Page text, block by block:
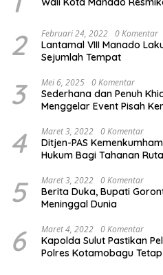
2 Februari 24, 2022 0 Komentar
Lantamal VIII Manado
Sejumlah Tempat
3 Mei 6, 2025 0 Komentar
Sederhana dan Penuh
Menggelar Event Pisah
4 Maret 3, 2022 0 Komentar
Ditjen-PAS
Hukum Bagi Tahanan
5 Maret 3, 2022 0 Komentar
Berita Duka, Bupati
Meninggal Dunia
6 Maret 4, 2022 0 Komentar
Kapolda Sulut Pastikan
Polres Kotamobagu